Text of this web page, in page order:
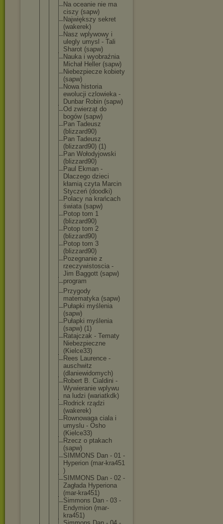
Na oceanie nie ma
ciszy (sapw)
Największy sekret
(wakerek)
Nasz wplywowy i
ulegly umysl - Tali
Sharot (sapw)
Nauka i wyobraźnia
Michał Heller (sapw)
Niebezpiecze kobiety
(sapw)
Nowa historia
ewolucji czlowieka -
Dunbar Robin (sapw)
Od zwierząt do
bogów (sapw)
Pan Tadeusz
(blizzard90)
Pan Tadeusz
(blizzard90) (1)
Pan Wołodyjowski
(blizzard90)
Paul Ekman -
Dlaczego dzieci
kłamią czyta Marcin
Styczeń (doodki)
Polacy na krańcach
świata (sapw)
Potop tom 1
(blizzard90)
Potop tom 2
(blizzard90)
Potop tom 3
(blizzard90)
Pozegnanie z
rzeczywistoscia -
Jim Baggott (sapw)
program
Przygody
matematyka (sapw)
Pułapki myślenia
(sapw)
Pułapki myślenia
(sapw) (1)
Ratajczak - Tematy
Niebezpieczne
(Kielce33)
Rees Laurence -
auschwitz
(dlaniewidomych)
Robert B. Cialdini -
Wywieranie wplywu
na ludzi (wariatkdk)
Rodrick rządzi
(wakerek)
Rownowaga ciala i
umyslu - Osho
(Kielce33)
Rzecz o ptakach
(sapw)
SIMMONS Dan - 01 -
Hyperion (mar-kra451
)
SIMMONS Dan - 02 -
Zagłada Hyperiona
(mar-kra451)
Simmons Dan - 03 -
Endymion (mar-
kra451)